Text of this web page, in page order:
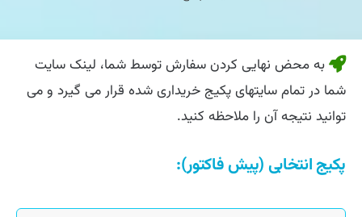
خدمات ما
درباره ما
آموزش
به محض نهایی کردن سفارش توسط شما، لینک سایت
شما در تمام سایتهای پکیج خریداری شده قرار می گیرد و می
توانید نتیجه آن را ملاحظه کنید.
پکیج انتخابی (پیش فاکتور):